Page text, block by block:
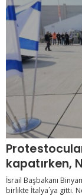
kapatırken,
yola çıktı
İsrail Başbakanı
birlikte İtalya´ya gitti.